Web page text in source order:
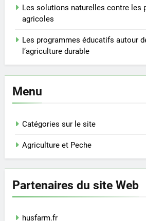
Les solutions naturelles contre les
agricoles
Les programmes éducatifs autour
l’agriculture durable
Menu
Catégories sur le site
Agriculture et Peche
Partenaires du site Web
husfarm.fr